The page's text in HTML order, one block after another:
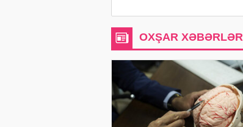
OXŞAR XƏBƏRLƏR